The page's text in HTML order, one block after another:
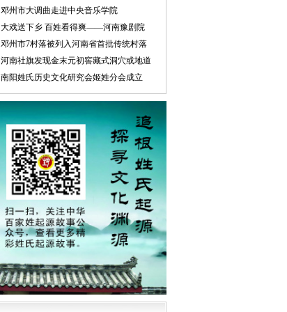
邓州市大调曲走进中央音乐学院
大戏送下乡 百姓看得爽——河南豫剧院
邓州市7村落被列入河南省首批传统村落
河南社旗发现金末元初窖藏式洞穴或地道
南阳姓氏历史文化研究会姬姓分会成立